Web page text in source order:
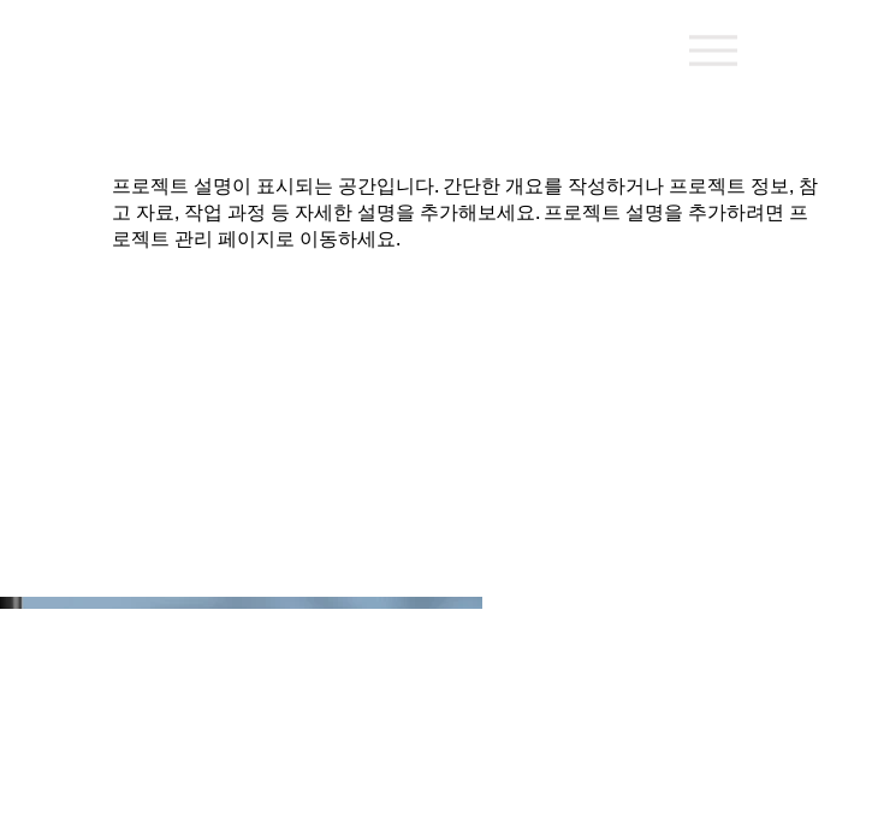
프로젝트 설명이 표시되는 공간입니다. 간단한 개요를 작성하거나 프로젝트 정보, 참
고 자료, 작업 과정 등 자세한 설명을 추가해보세요. 프로젝트 설명을 추가하려면 프
로젝트 관리 페이지로 이동하세요.